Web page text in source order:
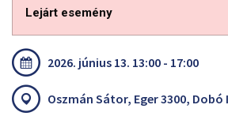
Lejárt esemény
2026. június 13. 13:00 - 17:00
Oszmán Sátor, Eger 3300,